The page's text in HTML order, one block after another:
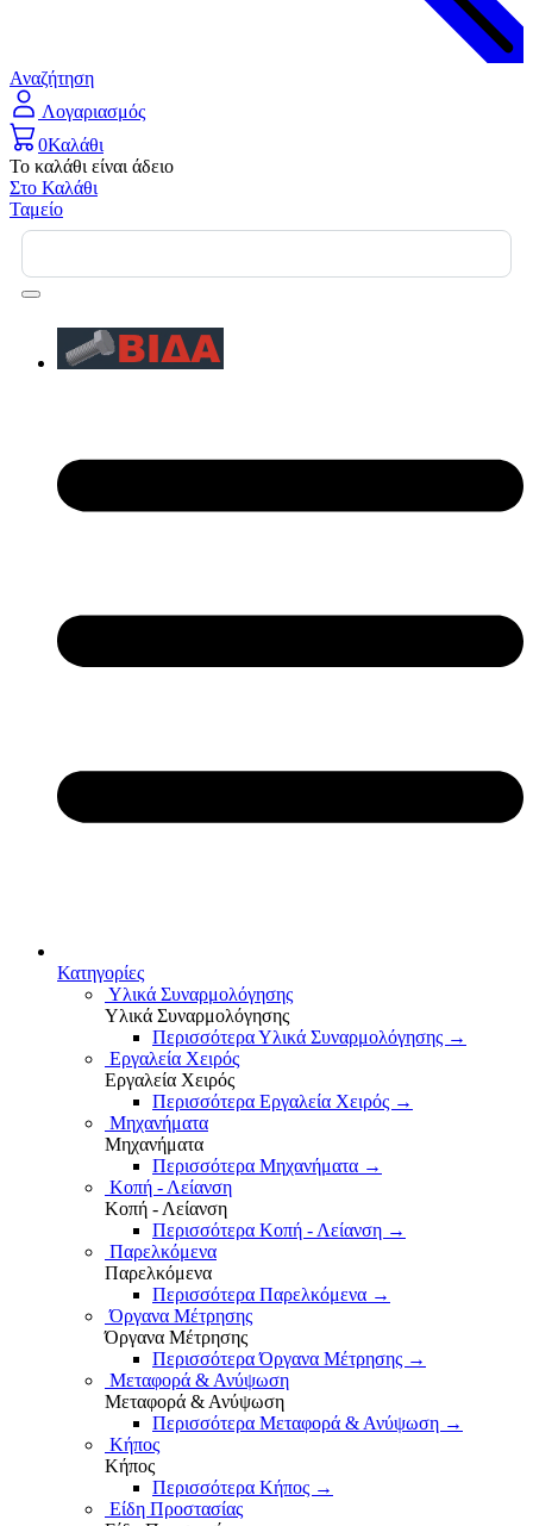
Αναζήτηση
Λογαριασμός
0Καλάθι
Το καλάθι είναι άδειο
Στο Καλάθι
Ταμείο
Κατηγορίες
Υλικά Συναρμολόγησης
Υλικά Συναρμολόγησης
Περισσότερα Υλικά Συναρμολόγησης →
Εργαλεία Χειρός
Εργαλεία Χειρός
Περισσότερα Εργαλεία Χειρός →
Μηχανήματα
Μηχανήματα
Περισσότερα Μηχανήματα →
Κοπή - Λείανση
Κοπή - Λείανση
Περισσότερα Κοπή - Λείανση →
Παρελκόμενα
Παρελκόμενα
Περισσότερα Παρελκόμενα →
Όργανα Μέτρησης
Όργανα Μέτρησης
Περισσότερα Όργανα Μέτρησης →
Μεταφορά & Ανύψωση
Μεταφορά & Ανύψωση
Περισσότερα Μεταφορά & Ανύψωση →
Κήπος
Κήπος
Περισσότερα Κήπος →
Είδη Προστασίας